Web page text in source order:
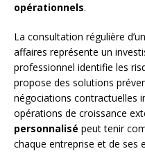
opérationnels.
La consultation régulière d’un
affaires représente un
professionnel identifie les
propose des solutions
négociations contractuelles
opérations de croissance
personnalisé peut tenir
chaque entreprise et de ses